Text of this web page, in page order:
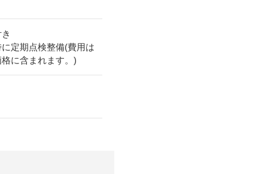
定期点検整備(費用は
に含まれます。)